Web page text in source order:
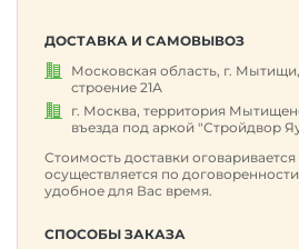
ДОСТАВКА И САМОВЫВОЗ
Московская область, г.
строение 21А
г. Москва, территория
въезда под аркой "Стройдвор
Стоимость доставки
осуществляется по
удобное для Вас время.
СПОСОБЫ ЗАКАЗА